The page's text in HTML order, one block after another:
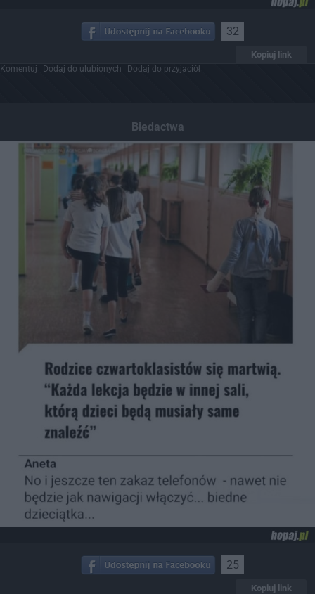
32
Kopiuj link
Komentuj Dodaj do ulubionych Dodaj do przyjaciół
Biedactwa
25
Kopiuj link